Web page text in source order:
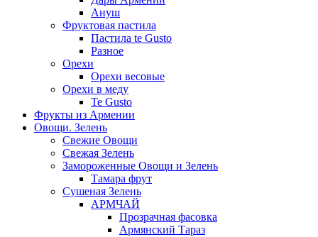
Ануш
Фруктовая пастила
Пастила te Gusto
Разное
Орехи
Орехи весовые
Орехи в меду
Te Gusto
Фрукты из Армении
Овощи. Зелень
Свежие Овощи
Свежая Зелень
Замороженные Овощи и Зелень
Тамара фрут
Сушеная Зелень
АРМЧАЙ
Прозрачная фасовка
Армянский Тараз